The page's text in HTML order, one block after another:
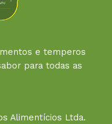
e temperos
para todas as
Alimentícios Ltda.